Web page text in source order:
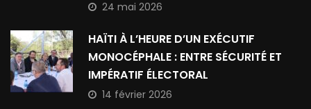
24 mai 2026
HAÏTI À L’HEURE D’UN EXÉCUTIF
MONOCÉPHALE : ENTRE SÉCURITÉ ET
IMPÉRATIF ÉLECTORAL
14 février 2026